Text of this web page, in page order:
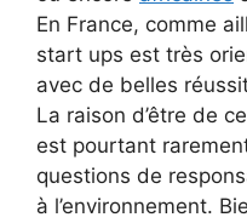
En France, comme
start ups est très
avec de belles
La raison d’être de
est pourtant
questions de
à l’environnement.